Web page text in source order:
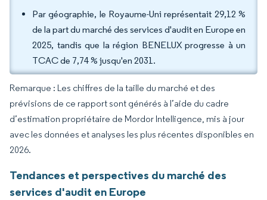
Par géographie, le Royaume-Uni représentait 29,12 %
de la part du marché des services d'audit en Europe en
2025, tandis que la région BENELUX progresse à un
TCAC de 7,74 % jusqu'en 2031.
Remarque : Les chiffres de la taille du marché et des
prévisions de ce rapport sont générés à l’aide du cadre
d’estimation propriétaire de Mordor Intelligence, mis à jour
avec les données et analyses les plus récentes disponibles en
2026.
Tendances et perspectives du marché des
services d'audit en Europe